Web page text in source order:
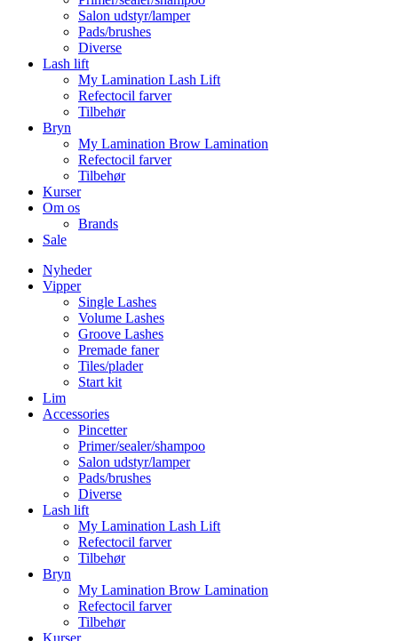
Salon udstyr/lamper
Pads/brushes
Diverse
Lash lift
My Lamination Lash Lift
Refectocil farver
Tilbehør
Bryn
My Lamination Brow Lamination
Refectocil farver
Tilbehør
Kurser
Om os
Brands
Sale
Nyheder
Vipper
Single Lashes
Volume Lashes
Groove Lashes
Premade faner
Tiles/plader
Start kit
Lim
Accessories
Pincetter
Primer/sealer/shampoo
Salon udstyr/lamper
Pads/brushes
Diverse
Lash lift
My Lamination Lash Lift
Refectocil farver
Tilbehør
Bryn
My Lamination Brow Lamination
Refectocil farver
Tilbehør
Kurser